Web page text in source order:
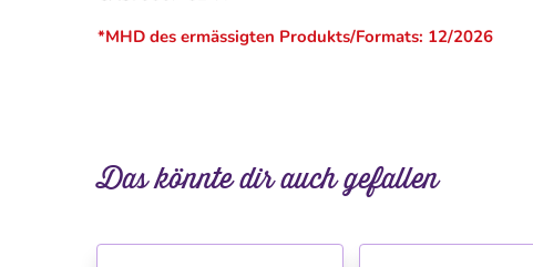
*MHD des ermässigten Produkts/Formats: 12/2026
Das könnte dir auch gefallen